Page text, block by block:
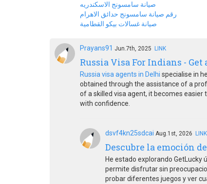
صيانة سامسونج الاسكندريه
رقم صيانة سامسونج حدائق الاهرام
صيانة غسالات بيكو القطامية
Prayans91 Jun.7th, 2025 LINK
Russia Visa For Indians -
Russia visa agents in Delhi specialise in
obtained through the assistance of a
of a skilled visa agent, it becomes
with confidence.
dsvf4kn25sdcai Aug.1st, 2026 LINK
Descubre la emoción
He estado explorando GetLucky
permite disfrutar sin
probar diferentes juegos y ver